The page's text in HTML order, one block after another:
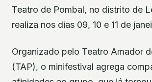
Teatro de Pombal, no distrito de
realiza nos dias 09, 10 e 11 de
Organizado pelo Teatro Amador
(TAP), o minifestival agrega